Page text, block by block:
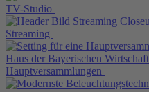
TV-Studio
Streaming
Hauptversammlungen